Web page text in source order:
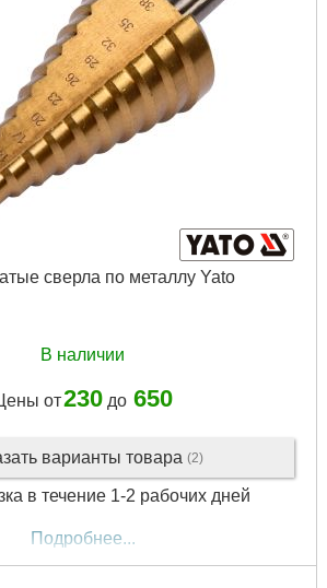
сверла по металлу Yato
В наличии
от230до 650
варианты товара (2)
в течение 1-2 рабочих дней
Подробнее...